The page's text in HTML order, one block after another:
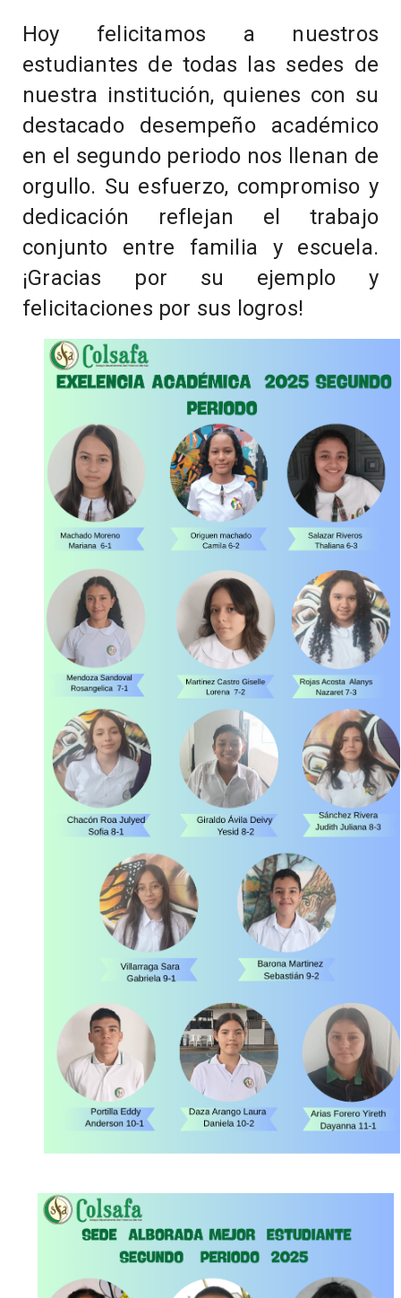
Hoy felicitamos a nuestros
estudiantes de todas las sedes de
nuestra institución, quienes con su
destacado desempeño académico
en el segundo periodo nos llenan de
orgullo. Su esfuerzo, compromiso y
dedicación reflejan el trabajo
conjunto entre familia y escuela.
¡Gracias por su ejemplo y
felicitaciones por sus logros!